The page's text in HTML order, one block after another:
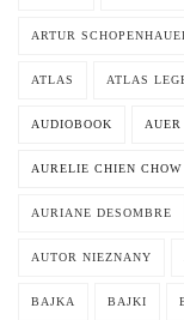
ARTUR
ATLAS ATLAS
AUDIOBOOK
AURELIE CHIEN CHOW
AURIANE DESOMBRE
AUTOR NIEZNANY
BAJKA BAJKI